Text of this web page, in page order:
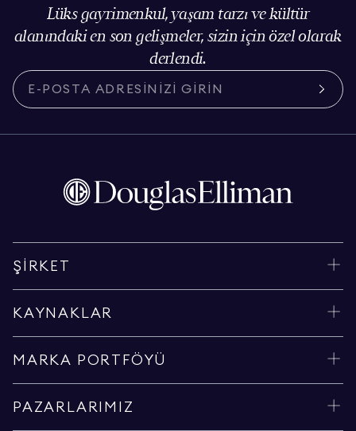
Lüks gayrimenkul, yaşam tarzı ve kültür
alanındaki en son gelişmeler, sizin için özel olarak
derlendi.
ŞIRKET
KAYNAKLAR
MARKA PORTFÖYÜ
PAZARLARIMIZ